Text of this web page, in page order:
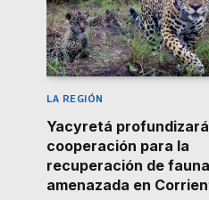
LA REGIÓN
Yacyretá
cooperación para la
recuperación de fauna
amenazada en